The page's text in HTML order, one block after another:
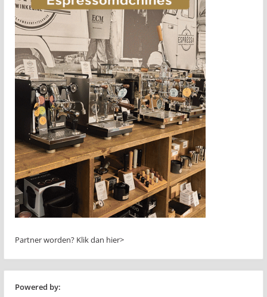
Partner worden? Klik dan hier>
Powered by: